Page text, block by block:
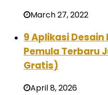
March 27, 2022
9 Aplikasi Desain
Pemula Terbaru
Gratis)
April 8, 2026